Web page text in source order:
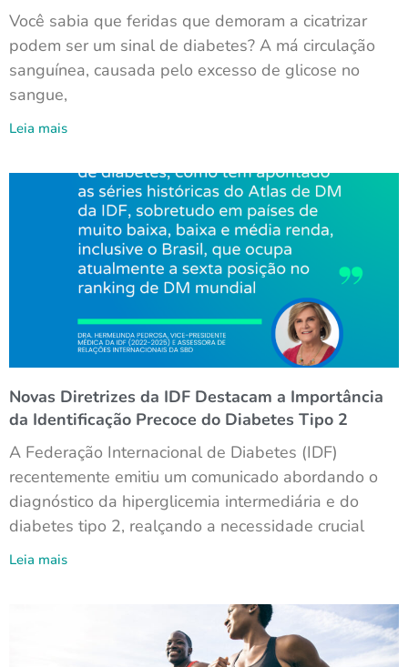
Você sabia que feridas que demoram a cicatrizar
podem ser um sinal de diabetes? A má circulação
sanguínea, causada pelo excesso de glicose no
sangue,
Leia mais
Novas Diretrizes da IDF Destacam a Importância
da Identificação Precoce do Diabetes Tipo 2
A Federação Internacional de Diabetes (IDF)
recentemente emitiu um comunicado abordando o
diagnóstico da hiperglicemia intermediária e do
diabetes tipo 2, realçando a necessidade crucial
Leia mais